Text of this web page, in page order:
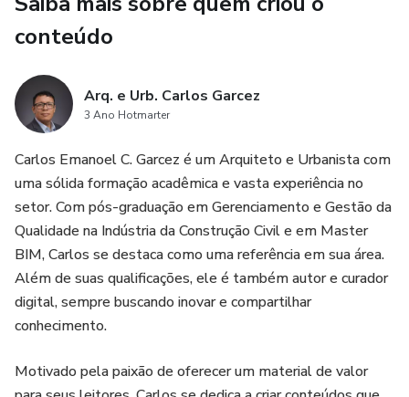
* **Passo 1: Briefing Turbinado:** Use o ChatGPT para
transformar o briefing do cliente em 5 estilos de design e
paletas de cores em apenas 10 minutos.
seus créditos diários generosos) e entenda as alternativas.
* **A Anatomia do Prompt Perfeito:** A fórmula exata de
6 passos (Estilo + Ambiente + Materiais + Iluminação...)
para criar imagens de qualidade profissional.
* **Técnicas Pro:** Aprenda a fazer iteração rápida, usar
"In-Painting" para ajustes cirúrgicos (mudar um sofá ou uma
conteúdo
Arq. e Urb. Carlos Garcez
3 Ano Hotmarter
Carlos Emanoel C. Garcez é um Arquiteto e Urbanista com
uma sólida formação acadêmica e vasta experiência no
setor. Com pós-graduação em Gerenciamento e Gestão da
Qualidade na Indústria da Construção Civil e em Master
BIM, Carlos se destaca como uma referência em sua área.
Além de suas qualificações, ele é também autor e curador
digital, sempre buscando inovar e compartilhar
conhecimento.
Motivado pela paixão de oferecer um material de valor